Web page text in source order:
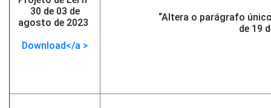
30 de 03 de
agosto de 2023
Download</a >
“Altera o parágrafo
de 19